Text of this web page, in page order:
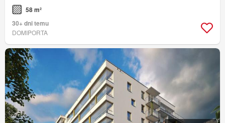
58 m²
30+ dni temu
DOMIPORTA